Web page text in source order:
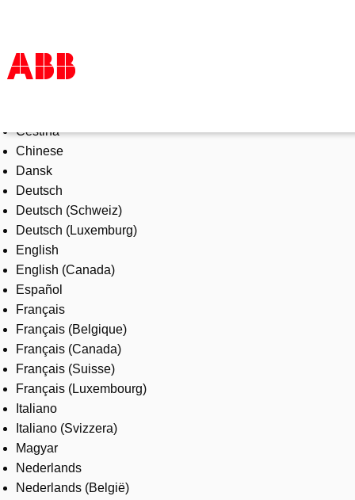
Products & Solutions
Industries
Services
About us
Where to buy
Contact us
Careers
Čeština
Chinese
Dansk
Deutsch
Deutsch (Schweiz)
Deutsch (Luxemburg)
English
English (Canada)
Español
Français
Français (Belgique)
Français (Canada)
Français (Suisse)
Français (Luxembourg)
Italiano
Italiano (Svizzera)
Magyar
Nederlands
Nederlands (België)